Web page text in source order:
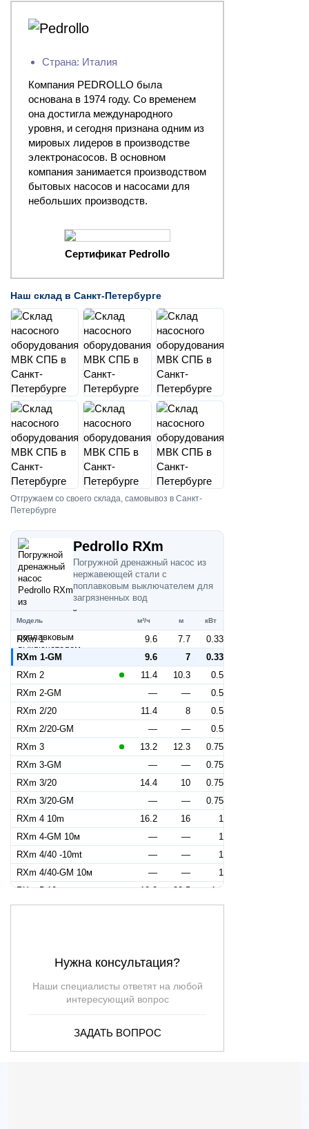
Страна: Италия
Компания PEDROLLO была
основана в 1974 году. Со временем
она достигла международного
уровня, и сегодня признана одним из
мировых лидеров в производстве
электронасосов. В основном
компания занимается производством
бытовых насосов и насосами для
небольших производств.
Сертификат Pedrollo
Наш склад в Санкт-Петербурге
Отгружаем со своего склада, самовывоз в Санкт-
Петербурге
Pedrollo RXm
Погружной дренажный насос из
нержавеющей стали с
поплавковым выключателем для
загрязненных вод
Модель м³/ч м кВт
RXm 1 9.6 7.7
0.33
RXm 1-GM
9.6 7
0.33
RXm 2
11.4 10.3
0.5
RXm 2-GM
— —
0.5
RXm 2/20
11.4 8
0.5
RXm 2/20-GM
— —
0.5
RXm 3
13.2 12.3
0.75
RXm 3-GM
— —
0.75
RXm 3/20
14.4 10
0.75
RXm 3/20-GM
— —
0.75
RXm 4 10m
16.2 16
1
RXm 4-GM 10м
— —
1
RXm 4/40 -10mt
— —
1
RXm 4/40-GM 10м
— —
1
RXm 5 10m
19.2 20.5
1.5
RXm 5-GM 10м
— —
1.5
16.2
RXm 4/40
11.3
19.2
Нужна консультация?
Наши специалисты ответят на любой
интересующий вопрос
ЗАДАТЬ ВОПРОС